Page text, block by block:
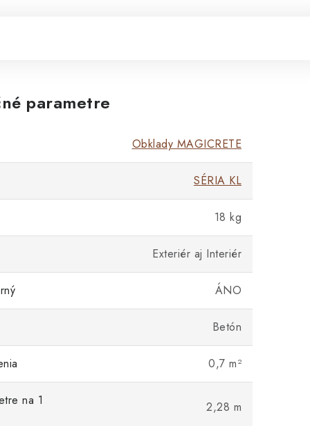
parametre
Obklady MAGICRETE
SÉRIA KL
18 kg
Exteriér aj Interiér
ÁNO
Betón
0,7 m²
na 1 2,28 m